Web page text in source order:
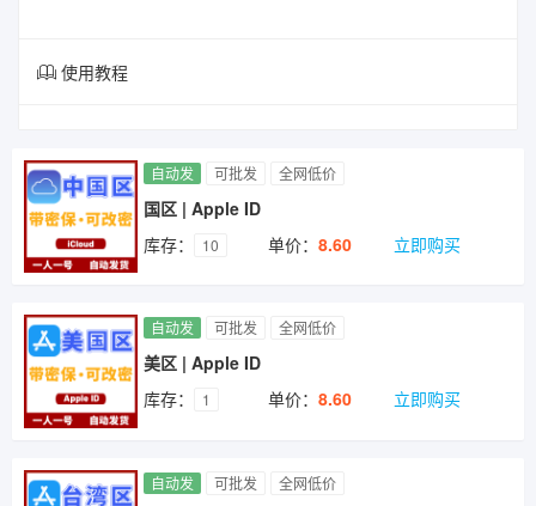
使用教程
自动发 可批发 全网低价
国区 | Apple ID
库存：
10 单价： 8.60 立即购买
自动发 可批发 全网低价
美区 | Apple ID
库存：
1 单价： 8.60 立即购买
自动发 可批发 全网低价